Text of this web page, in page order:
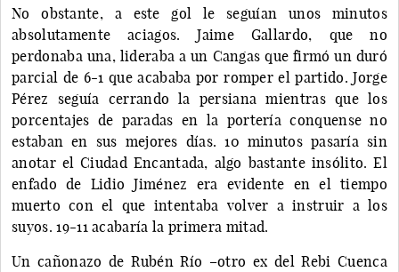
No obstante, a este gol le seguían unos minutos
absolutamente aciagos. Jaime Gallardo, que no
perdonaba una, lideraba a un Cangas que firmó un duró
parcial de 6-1 que acababa por romper el partido. Jorge
Pérez seguía cerrando la persiana mientras que los
porcentajes de paradas en la portería conquense no
estaban en sus mejores días. 10 minutos pasaría sin
anotar el Ciudad Encantada, algo bastante insólito. El
enfado de Lidio Jiménez era evidente en el tiempo
muerto con el que intentaba volver a instruir a los
suyos. 19-11 acabaría la primera mitad.
Un cañonazo de Rubén Río –otro ex del Rebi Cuenca